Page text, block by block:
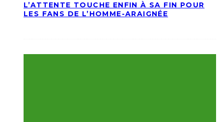
L’ATTENTE TOUCHE ENFIN À SA FIN POUR
LES FANS DE L’HOMME-ARAIGNÉE